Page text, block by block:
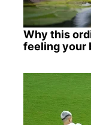
Why this
feeling your